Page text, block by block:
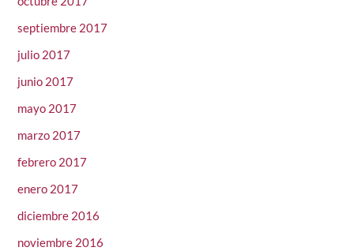
septiembre 2017
julio 2017
junio 2017
mayo 2017
marzo 2017
febrero 2017
enero 2017
diciembre 2016
noviembre 2016